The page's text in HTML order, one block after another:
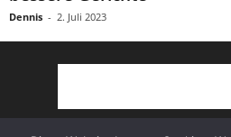
Dennis - 2. Juli 2023